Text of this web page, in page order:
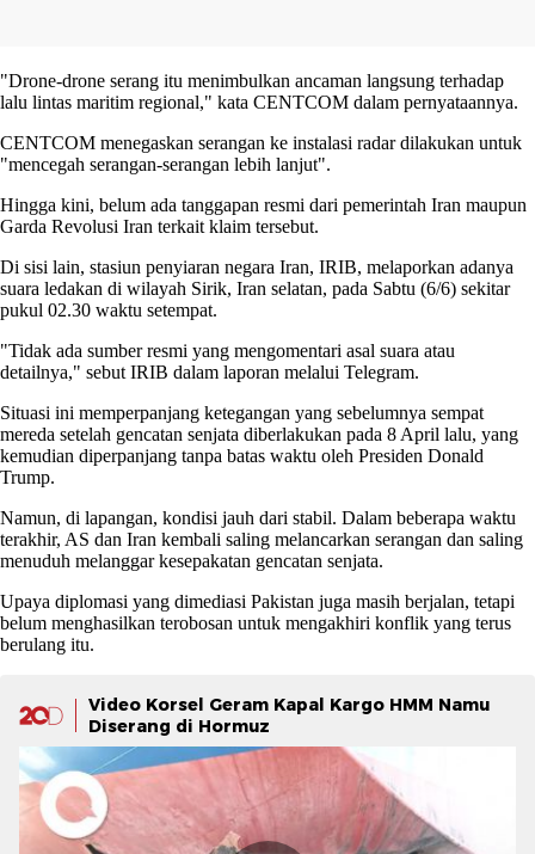
"Drone-drone serang itu menimbulkan ancaman langsung terhadap
lalu lintas maritim regional," kata CENTCOM dalam pernyataannya.
CENTCOM menegaskan serangan ke instalasi radar dilakukan untuk
"mencegah serangan-serangan lebih lanjut".
Hingga kini, belum ada tanggapan resmi dari pemerintah Iran maupun
Garda Revolusi Iran terkait klaim tersebut.
Di sisi lain, stasiun penyiaran negara Iran, IRIB, melaporkan adanya
suara ledakan di wilayah Sirik, Iran selatan, pada Sabtu (6/6) sekitar
pukul 02.30 waktu setempat.
"Tidak ada sumber resmi yang mengomentari asal suara atau
detailnya," sebut IRIB dalam laporan melalui Telegram.
Situasi ini memperpanjang ketegangan yang sebelumnya sempat
mereda setelah gencatan senjata diberlakukan pada 8 April lalu, yang
kemudian diperpanjang tanpa batas waktu oleh Presiden Donald
Trump.
Namun, di lapangan, kondisi jauh dari stabil. Dalam beberapa waktu
terakhir, AS dan Iran kembali saling melancarkan serangan dan saling
menuduh melanggar kesepakatan gencatan senjata.
Upaya diplomasi yang dimediasi Pakistan juga masih berjalan, tetapi
belum menghasilkan terobosan untuk mengakhiri konflik yang terus
berulang itu.
Video Korsel Geram Kapal Kargo HMM Namu
Diserang di Hormuz